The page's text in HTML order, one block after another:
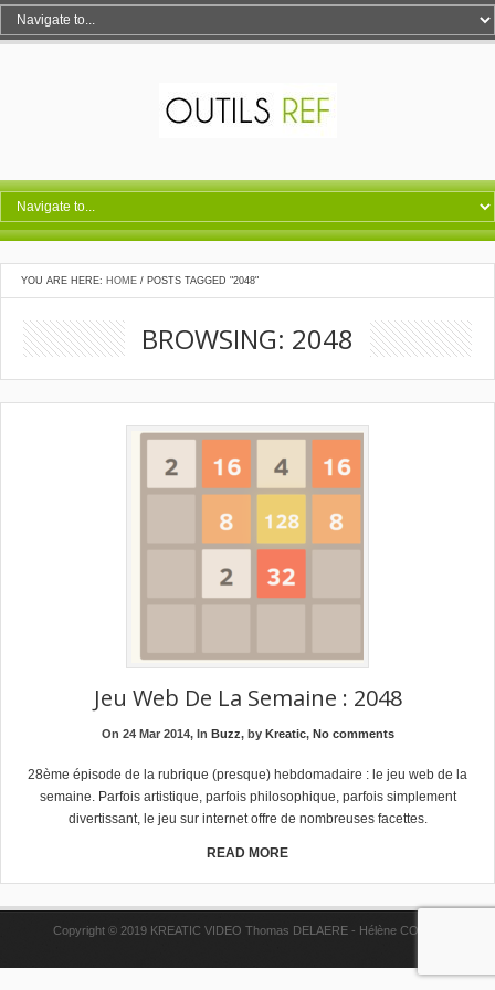
YOU ARE HERE: HOME / POSTS TAGGED "2048"
BROWSING: 2048
Jeu Web De La Semaine : 2048
On 24 Mar 2014, In Buzz, by Kreatic, No comments
28ème épisode de la rubrique (presque) hebdomadaire : le jeu web de la
semaine. Parfois artistique, parfois philosophique, parfois simplement
divertissant, le jeu sur internet offre de nombreuses facettes.
READ MORE
Copyright © 2019 KREATIC VIDEO Thomas DELAERE - Hélène COPPE